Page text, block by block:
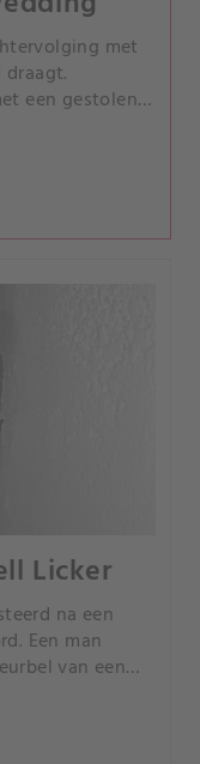
met
een gestolen
Licker
na een
Een man
van een